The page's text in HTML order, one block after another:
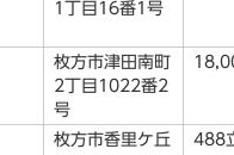
1丁目16番1号
枚方市津田南町
2丁目1022番2
号
枚方市香里ケ丘
488